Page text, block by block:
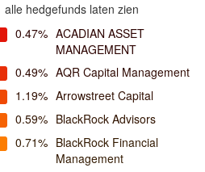
alle hedgefunds laten zien
0.47% ACADIAN ASSET
MANAGEMENT
0.49% AQR Capital Management
1.19% Arrowstreet Capital
0.59% BlackRock Advisors
0.71% BlackRock Financial
Management